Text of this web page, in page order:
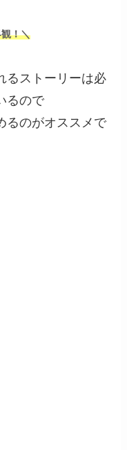
！＼
るストーリーは必
るので
るのがオススメで